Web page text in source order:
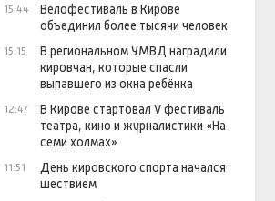
15:44
Велофестиваль в Кирове
объединил более тысячи человек
15:15
В региональном УМВД наградили
кировчан, которые спасли
выпавшего из окна ребёнка
12:47
В Кирове стартовал V фестиваль
театра, кино и журналистики «На
семи холмах»
11:51
День кировского спорта начался
шествием